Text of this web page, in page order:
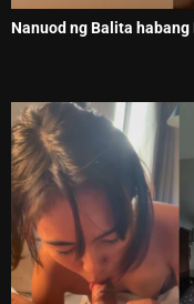
Nanuod ng Balita